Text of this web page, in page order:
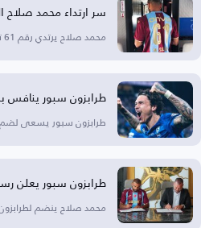
سر ارتداء محمد صلاح القميص
محمد صلاح يرتدي رقم 61 تكريمًا لمدينة طرابزون.
طرابزون سبور ينافس
طرابزون سبور يسعى
طرابزون سبور يعلن
محمد صلاح ينضم